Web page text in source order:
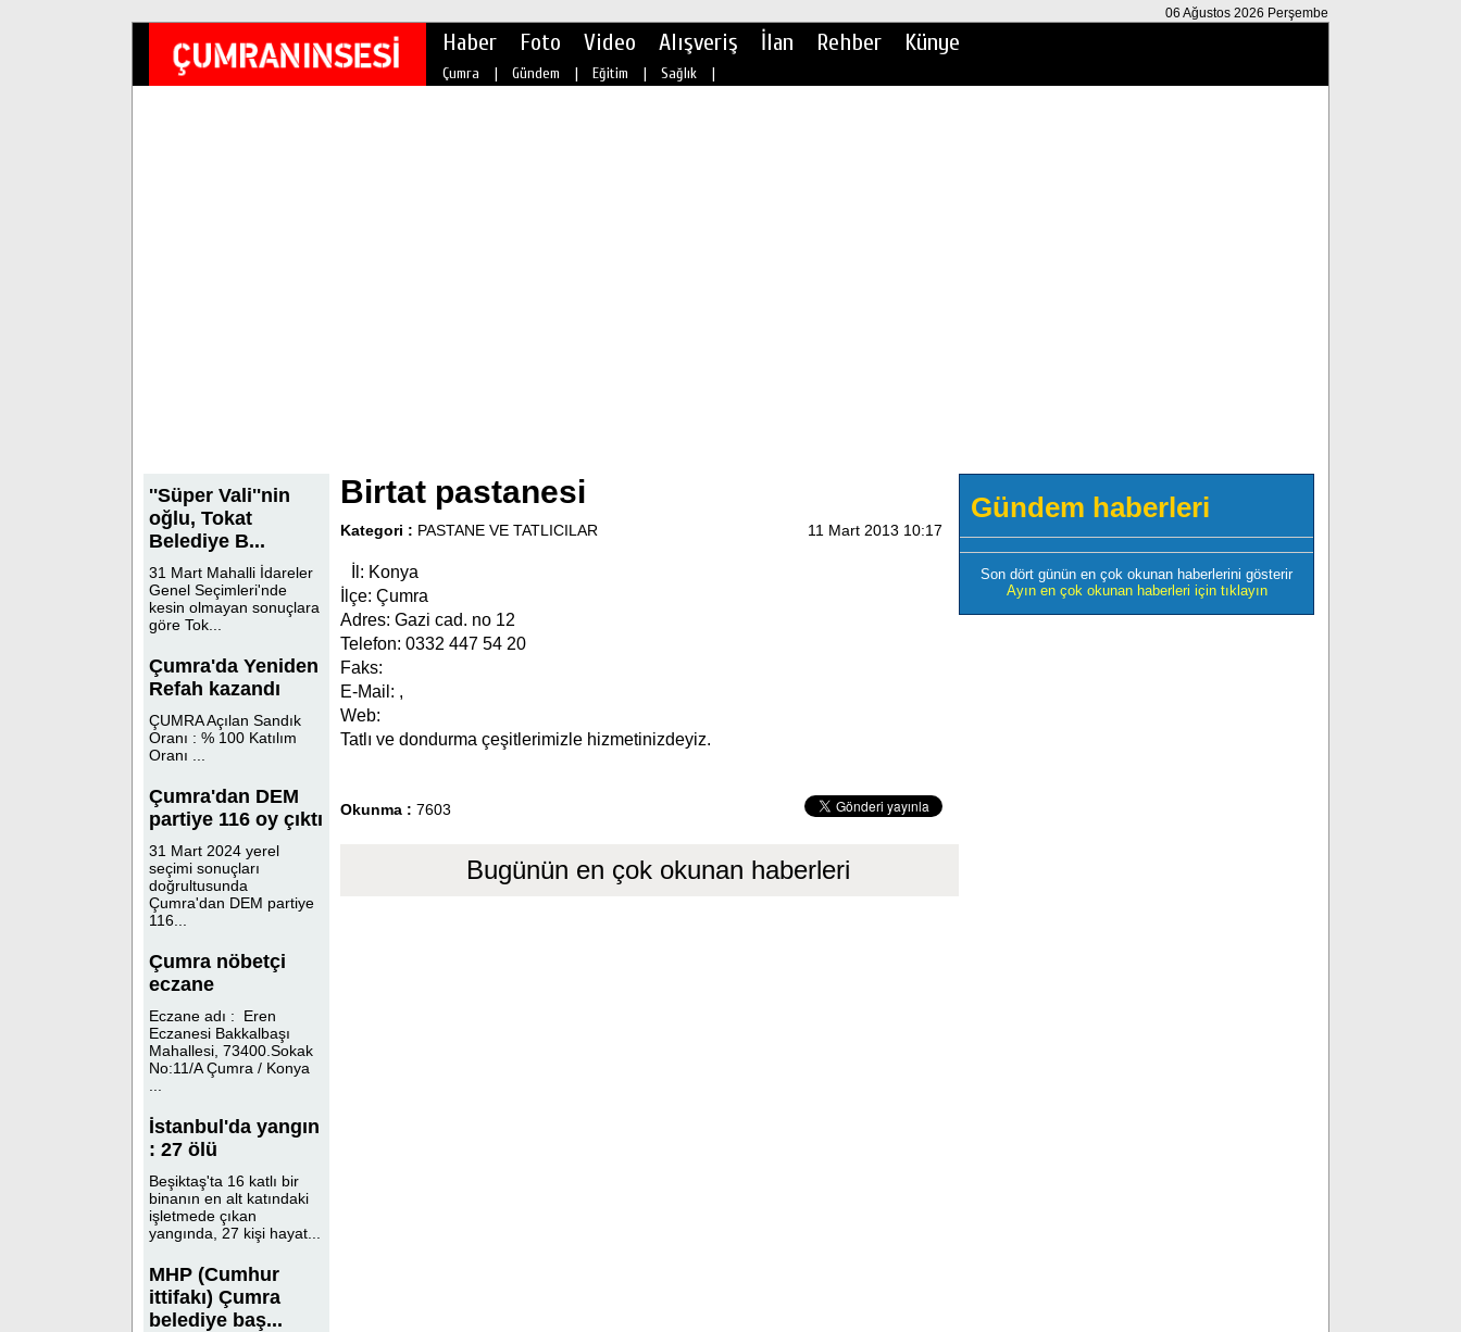
06 Ağustos 2026 Perşembe
Haber Foto Video Alışveriş İlan Rehber Künye
Çumra | Gündem | Eğitim | Sağlık |
''Süper Vali''nin
oğlu, Tokat
Belediye B...
31 Mart Mahalli İdareler
Genel Seçimleri'nde
kesin olmayan sonuçlara
göre Tok...
Çumra'da Yeniden
Refah kazandı
ÇUMRA Açılan Sandık
Oranı : % 100 Katılım
Oranı ...
Çumra'dan DEM
partiye 116 oy çıktı
31 Mart 2024 yerel
seçimi sonuçları
doğrultusunda
Çumra'dan DEM partiye
116...
Çumra nöbetçi
eczane
Eczane adı : Eren
Eczanesi Bakkalbaşı
Mahallesi, 73400.Sokak
No:11/A Çumra / Konya
İstanbul'da yangın
: 27 ölü
Beşiktaş'ta 16 katlı bir
binanın en alt katındaki
işletmede çıkan
yangında, 27 kişi hayat...
MHP (Cumhur
ittifakı) Çumra
belediye baş...
Birtat pastanesi
Kategori : PASTANE VE TATLICILAR 11 Mart 2013 10:17
İl: Konya
İlçe: Çumra
Adres: Gazi cad. no 12
Telefon: 0332 447 54 20
Faks:
E-Mail: ,
Web:
Tatlı ve dondurma çeşitlerimizle hizmetinizdeyiz.
Okunma : 7603
Bugünün en çok okunan haberleri
Gündem haberleri
Son dört günün en çok okunan haberlerini gösterir
Ayın en çok okunan haberleri için tıklayın